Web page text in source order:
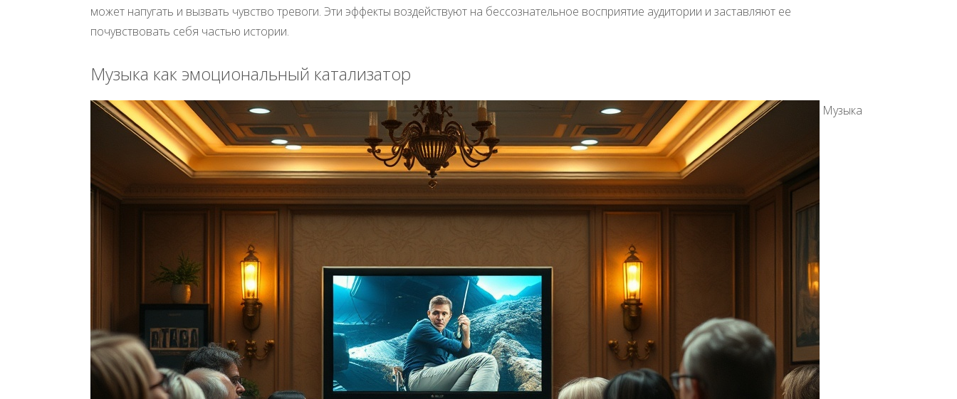
может напугать и вызвать чувство тревоги. Эти эффекты воздействуют на бессознательное восприятие аудитории и заставляют ее
почувствовать себя частью истории.
Музыка как эмоциональный катализатор
Музыка